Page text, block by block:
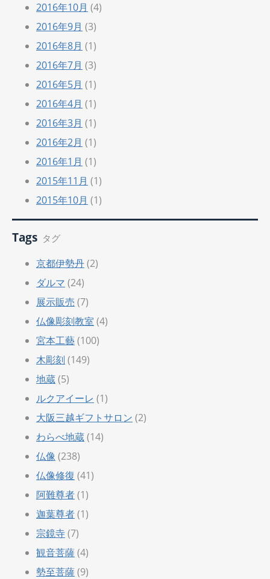
2016年10月 (4)
2016年9月 (3)
2016年8月 (1)
2016年7月 (3)
2016年5月 (1)
2016年4月 (1)
2016年3月 (1)
2016年2月 (1)
2016年1月 (1)
2015年11月 (1)
2015年10月 (1)
Tags タグ
京都伊勢丹(2)
ダルマ (24)
展示販売 (7)
仏像彫刻教室 (4)
宮本工藝(100)
木彫刻 (149)
地蔵(5)
ルクアイーレ (1)
大阪三越ギフトサロン (2)
わらべ地蔵(14)
仏像 (238)
仏像修復 (41)
阿難尊者(1)
迦葉尊者(1)
宗鏡寺(7)
観音菩薩(4)
勢至菩薩(9)